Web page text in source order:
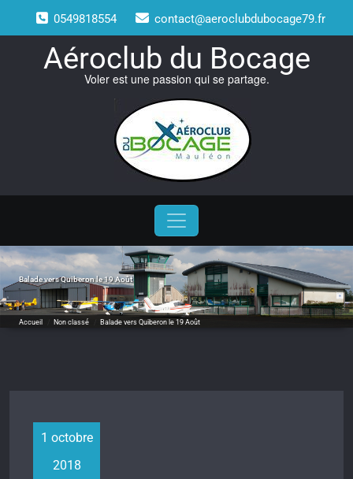
content
0549818554 contact@aeroclubdubocage79.fr
Aéroclub du Bocage
Voler est une passion qui se partage.
Balade vers Quiberon le 19 Août
Accueil Non classé Balade vers Quiberon le 19 Août
1 octobre
2018